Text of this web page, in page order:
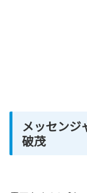
メッセン
破茂